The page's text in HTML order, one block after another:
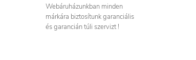
Webáruházunkban minden
márkára biztosítunk garanciális
és garancián túli szervizt !